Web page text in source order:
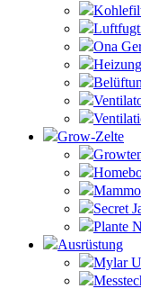
Ona
Heizung
Grow-Zelte
Secret
Plante
Ausrüstung
Mylar